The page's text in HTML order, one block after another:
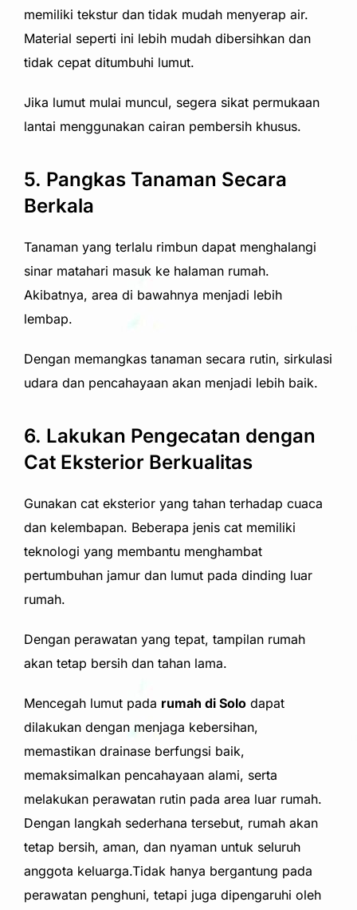
memiliki tekstur dan tidak mudah menyerap air.
Material seperti ini lebih mudah dibersihkan dan
tidak cepat ditumbuhi lumut.
Jika lumut mulai muncul, segera sikat permukaan
lantai menggunakan cairan pembersih khusus.
5. Pangkas Tanaman Secara
Berkala
Tanaman yang terlalu rimbun dapat menghalangi
sinar matahari masuk ke halaman rumah.
Akibatnya, area di bawahnya menjadi lebih
lembap.
Dengan memangkas tanaman secara rutin, sirkulasi
udara dan pencahayaan akan menjadi lebih baik.
6. Lakukan Pengecatan dengan
Cat Eksterior Berkualitas
Gunakan cat eksterior yang tahan terhadap cuaca
dan kelembapan. Beberapa jenis cat memiliki
teknologi yang membantu menghambat
pertumbuhan jamur dan lumut pada dinding luar
rumah.
Dengan perawatan yang tepat, tampilan rumah
akan tetap bersih dan tahan lama.
Mencegah lumut pada rumah di Solo dapat
dilakukan dengan menjaga kebersihan,
memastikan drainase berfungsi baik,
memaksimalkan pencahayaan alami, serta
melakukan perawatan rutin pada area luar rumah.
Dengan langkah sederhana tersebut, rumah akan
tetap bersih, aman, dan nyaman untuk seluruh
anggota keluarga.Tidak hanya bergantung pada
perawatan penghuni, tetapi juga dipengaruhi oleh